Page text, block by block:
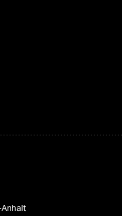
Anhalt